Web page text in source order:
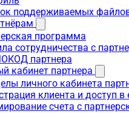
поддерживаемых
программа
сотрудничества с
партнера
кабинет партнера
личного кабинета
клиента и доступ
счета с